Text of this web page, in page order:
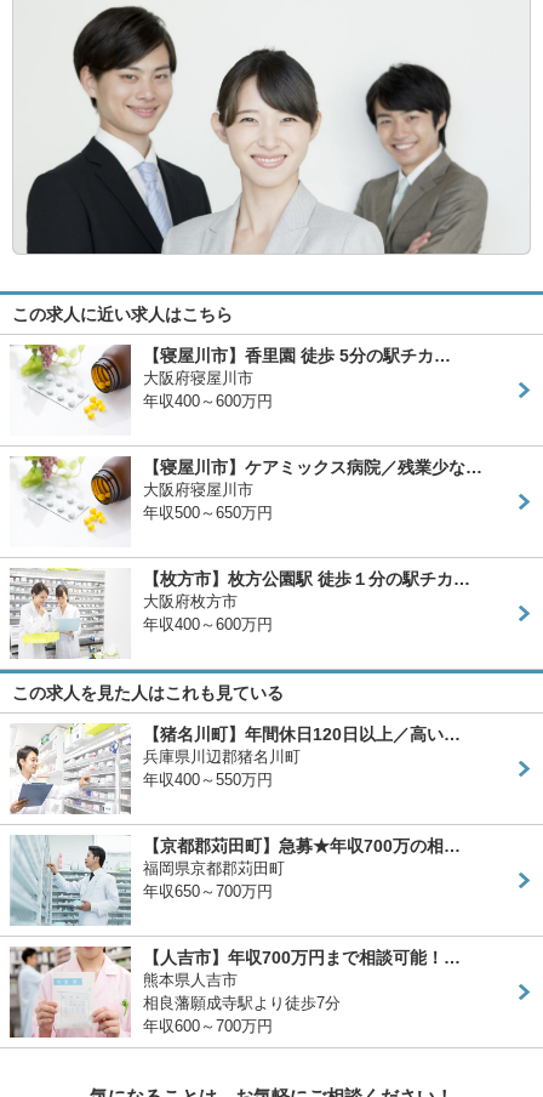
この求人に近い求人はこちら
【寝屋川市】香里園 徒歩 5分の駅チカ…
大阪府寝屋川市
年収400～600万円
【寝屋川市】ケアミックス病院／残業少な…
大阪府寝屋川市
年収500～650万円
【枚方市】枚方公園駅 徒歩１分の駅チカ…
大阪府枚方市
年収400～600万円
この求人を見た人はこれも見ている
【猪名川町】年間休日120日以上／高い…
兵庫県川辺郡猪名川町
年収400～550万円
【京都郡苅田町】急募★年収700万の相…
福岡県京都郡苅田町
年収650～700万円
【人吉市】年収700万円まで相談可能！…
熊本県人吉市
相良藩願成寺駅より徒歩7分
年収600～700万円